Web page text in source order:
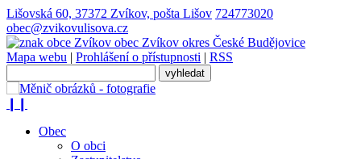
Lišovská 60, 37372 Zvíkov, pošta Lišov 724773020
obec@zvikovulisova.cz
obec Zvíkov okres České Budějovice
Mapa webu | Prohlášení o přístupnosti | RSS
Obec
O obci